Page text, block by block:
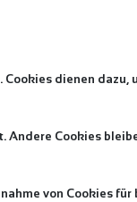
dienen
Andere Cookies
von Cookies für